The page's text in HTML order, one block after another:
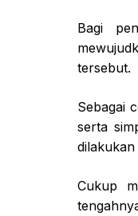
Bagi
tersebut.
Sebagai
serta
Cukup